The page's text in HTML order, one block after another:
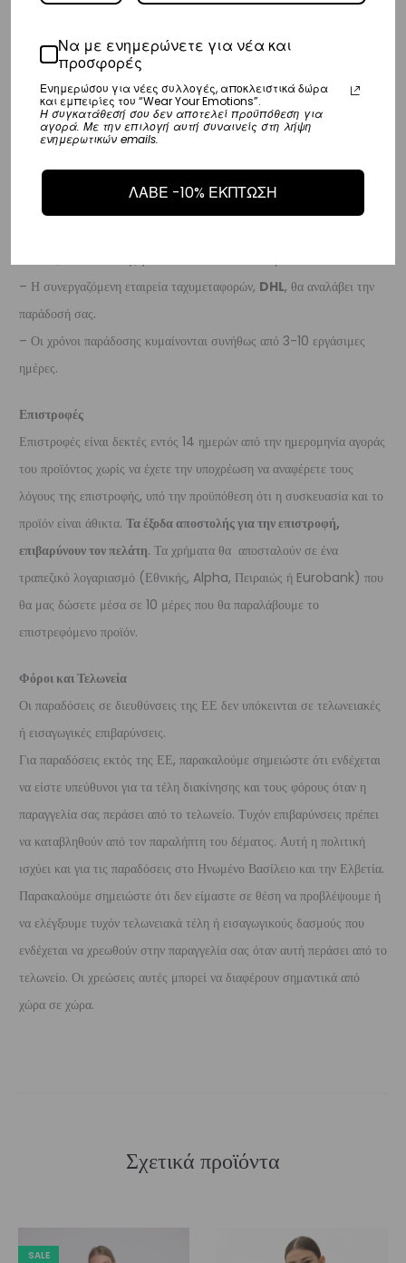
ημέρες.
Ευρώπη
– Τα έξοδα αποστολής για όλο την Ευρώπη είναι στα
– Η συνεργαζόμενη εταιρεία ταχυμεταφορών,DHL
παράδοσή σας.
– Η συνεργαζόμενη εταιρεία ταχυμεταφορών, DHL, θα αναλάβει την
παράδοσή σας.
– Οι χρόνοι παράδοσης κυμαίνονται συνήθως από 3-10 εργάσιμες
ημέρες.
Επιστροφές
Επιστροφές είναι δεκτές εντός 14 ημερών από την ημερομηνία αγοράς
του προϊόντος χωρίς να έχετε την υποχρέωση να αναφέρετε τους
λόγους της επιστροφής, υπό την προϋπόθεση ότι η συσκευασία και το
προϊόν είναι άθικτα. Τα έξοδα αποστολής για την επιστροφή,
επιβαρύνουν τον πελάτη. Τα χρήματα θα αποσταλούν σε ένα
τραπεζικό λογαριασμό (Εθνικής, Alpha, Πειραιώς ή Eurobank) που
θα μας δώσετε μέσα σε 10 μέρες που θα παραλάβουμε το
επιστρεφόμενο προϊόν.
Φόροι και Τελωνεία
Οι παραδόσεις σε διευθύνσεις της ΕΕ δεν υπόκεινται σε τελωνειακές
ή εισαγωγικές επιβαρύνσεις.
Για παραδόσεις εκτός της ΕΕ, παρακαλούμε σημειώστε ότι ενδέχεται
να είστε υπεύθυνοι για τα τέλη διακίνησης και τους φόρους όταν η
παραγγελία σας περάσει από το τελωνείο. Τυχόν επιβαρύνσεις πρέπει
να καταβληθούν από τον παραλήπτη του δέματος. Αυτή η πολιτική
ισχύει και για τις παραδόσεις στο Ηνωμένο Βασίλειο και την Ελβετία.
Παρακαλούμε σημειώστε ότι δεν είμαστε σε θέση να προβλέψουμε ή
να ελέγξουμε τυχόν τελωνειακά τέλη ή εισαγωγικούς δασμούς που
ενδέχεται να χρεωθούν στην παραγγελία σας όταν αυτή περάσει από το
τελωνείο. Οι χρεώσεις αυτές μπορεί να διαφέρουν σημαντικά από
χώρα σε χώρα.
Σχετικά προϊόντα
SALE
Να με ενημερώνετε για νέα και
προσφορές
Ενημερώσου για νέες συλλογές, αποκλειστικά δώρα
και εμπειρίες του “Wear Your Emotions”.
Η συγκατάθεσή σου δεν αποτελεί προϋπόθεση για
αγορά. Με την επιλογή αυτή συναινείς στη λήψη
ενημερωτικών emails.
ΛΑΒΕ -10% ΕΚΠΤΩΣΗ